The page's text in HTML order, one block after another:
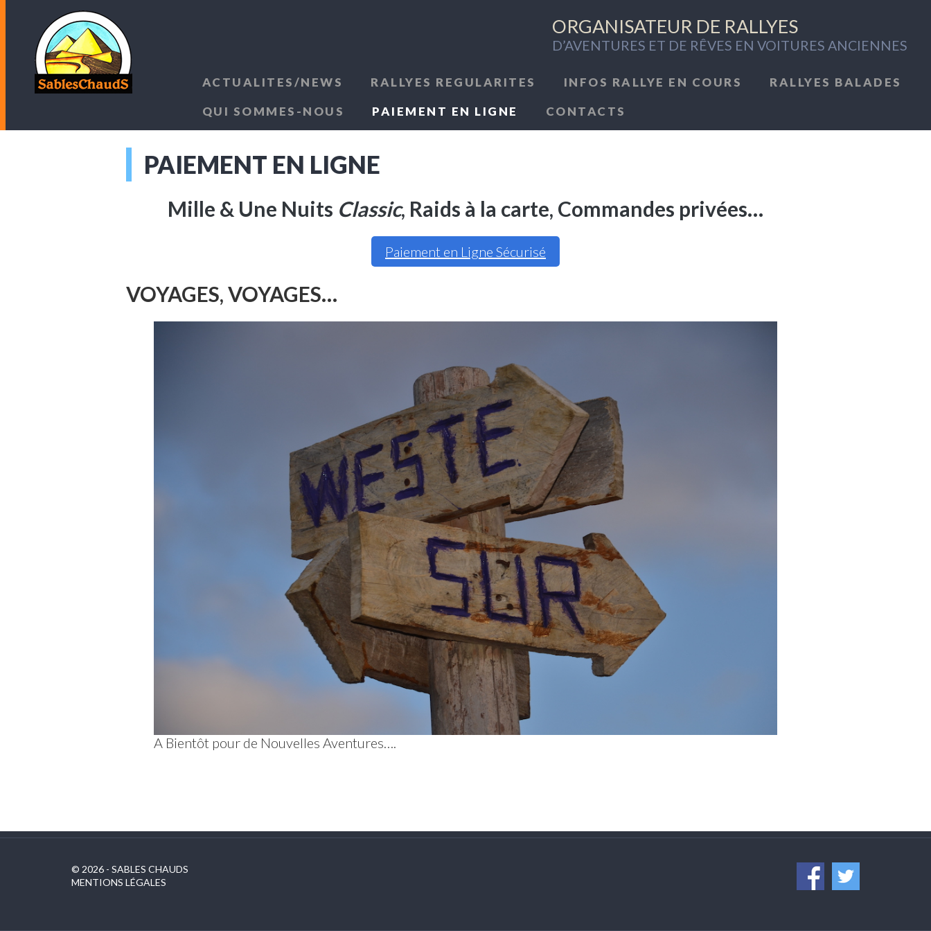
ORGANISATEUR DE RALLYES
D’AVENTURES ET DE RÊVES EN VOITURES ANCIENNES
ACTUALITES/NEWS RALLYES REGULARITES INFOS RALLYE EN COURS
RALLYES BALADES
QUI SOMMES-NOUS
PAIEMENT EN LIGNE CONTACTS
PAIEMENT EN LIGNE
Mille & Une Nuits Classic, Raids à la carte, Commandes privées…
Paiement en Ligne Sécurisé
VOYAGES, VOYAGES…
A Bientôt pour de Nouvelles Aventures….
© 2026 - SABLES CHAUDS
MENTIONS LÉGALES